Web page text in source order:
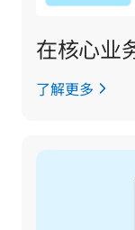
在核心业
了解更多